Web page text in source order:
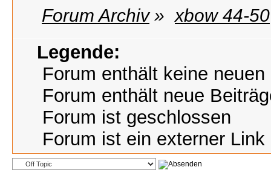
Forum Archiv» xbow 44-50
Legende:
Forum enthält keine neuen
Forum enthält neue
Forum ist geschlossen
Forum ist ein externer Link